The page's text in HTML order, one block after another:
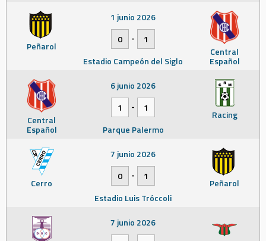
Peñarol Central
Español
1 junio 2026
0
-
1
Estadio Campeón del Siglo
Central
Español
Racing
6 junio 2026
1
-
1
Parque Palermo
Cerro Peñarol
7 junio 2026
0
-
1
Estadio Luis Tróccoli
7 junio 2026